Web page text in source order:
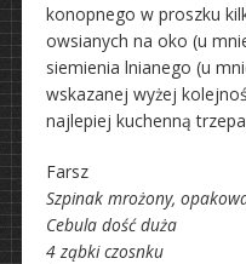
konopnego w proszku
owsianych na oko (u
siemienia lnianego (u
wskazanej wyżej
najlepiej kuchenną
Farsz
Szpinak mrożony,
Cebula dość duża
4 ząbki czosnku